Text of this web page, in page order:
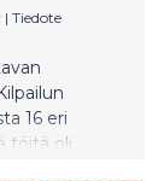
| Tiedote
16 eri
töitä oli